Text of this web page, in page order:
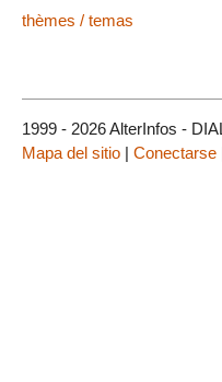
thèmes / temas
1999 - 2026 AlterInfos -
Mapa del sitio | Conectarse